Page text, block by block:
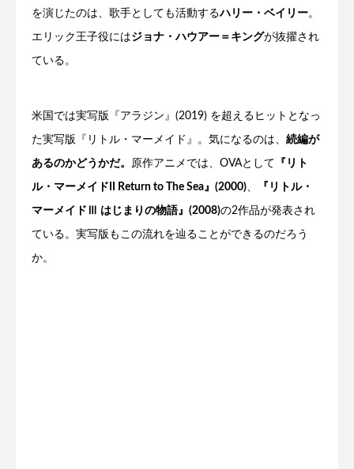
を演じたのは、歌手としても活動するハリー・ベイリー。
エリック王子役にはジョナ・ハウアー＝キングが抜擢され
ている。
米国では実写版『アラジン』(2019) を超えるヒットとなっ
た実写版『リトル・マーメイド』。気になるのは、 続編が
あるのかどうかだ。 原作アニメでは、OVAとして 『リト
ル・マーメイドII Return to The Sea』(2000)、 『リトル・
マーメイドⅢ はじまりの物語』(2008)の2作品が発表され
ている。実写版もこの流れを辿ることができるのだろう
か。